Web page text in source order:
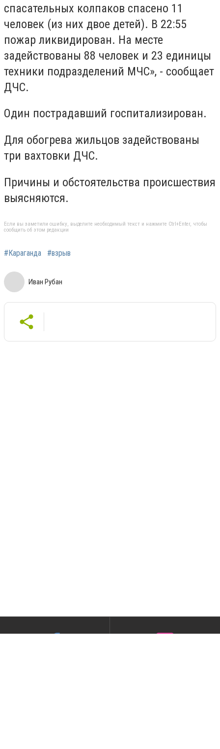
спасательных колпаков спасено 11
человек (из них двое детей). В 22:55
пожар ликвидирован. На месте
задействованы 88 человек и 23 единицы
техники подразделений МЧС», - сообщает
ДЧС.
Один пострадавший госпитализирован.
Для обогрева жильцов задействованы
три вахтовки ДЧС.
Причины и обстоятельства происшествия
выясняются.
Если вы заметили ошибку, выделите необходимый текст и нажмите Ctrl+Enter, чтобы
сообщить об этом редакции
#Караганда #взрыв
Иван Рубан